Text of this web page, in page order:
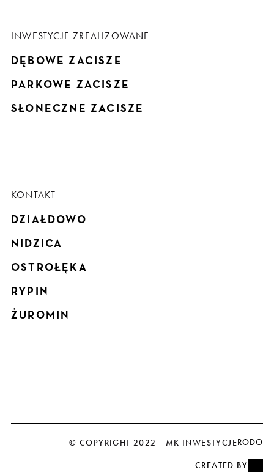
INWESTYCJE ZREALIZOWANE
DĘBOWE ZACISZE
PARKOWE ZACISZE
SŁONECZNE ZACISZE
KONTAKT
DZIAŁDOWO
NIDZICA
OSTROŁĘKA
RYPIN
ŻUROMIN
© COPYRIGHT 2022 - MK INWESTYCJERODO
CREATED BY